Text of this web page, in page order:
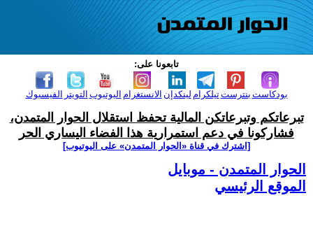
تابعونا على:
الفيسبوك التويتر اليوتيوب الانستغرام لينكدإن تيلكرامبنترست بودكاست
تبرعاتكم وتبرعاتكن المالية تحفظ استقلال الحوار المتمدن،
فشاركونا في دعم استمرارية هذا الفضاء اليساري الحر
[اشترك في قناة ‫«الحوار المتمدن» على اليوتيوب]
الحوار المتمدن - موبايل
الموقع الرئيسي